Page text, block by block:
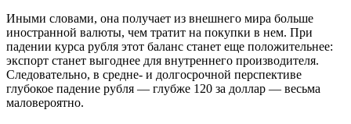
Иными словами, она получает из внешнего мира больше
иностранной валюты, чем тратит на покупки в нем. При
падении курса рубля этот баланс станет еще положительнее:
экспорт станет выгоднее для внутреннего производителя.
Следовательно, в средне- и долгосрочной перспективе
глубокое падение рубля — глубже 120 за доллар — весьма
маловероятно.